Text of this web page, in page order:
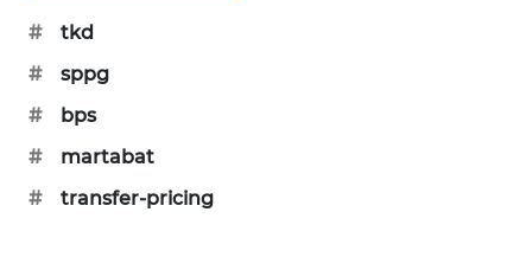
#
tkd
#
sppg
#
bps
#
martabat
#
transfer-pricing
FISUELRI
ENERGI